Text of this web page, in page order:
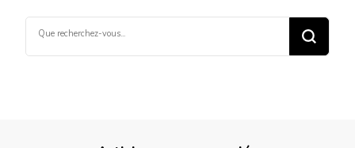
recherchiez
quelque